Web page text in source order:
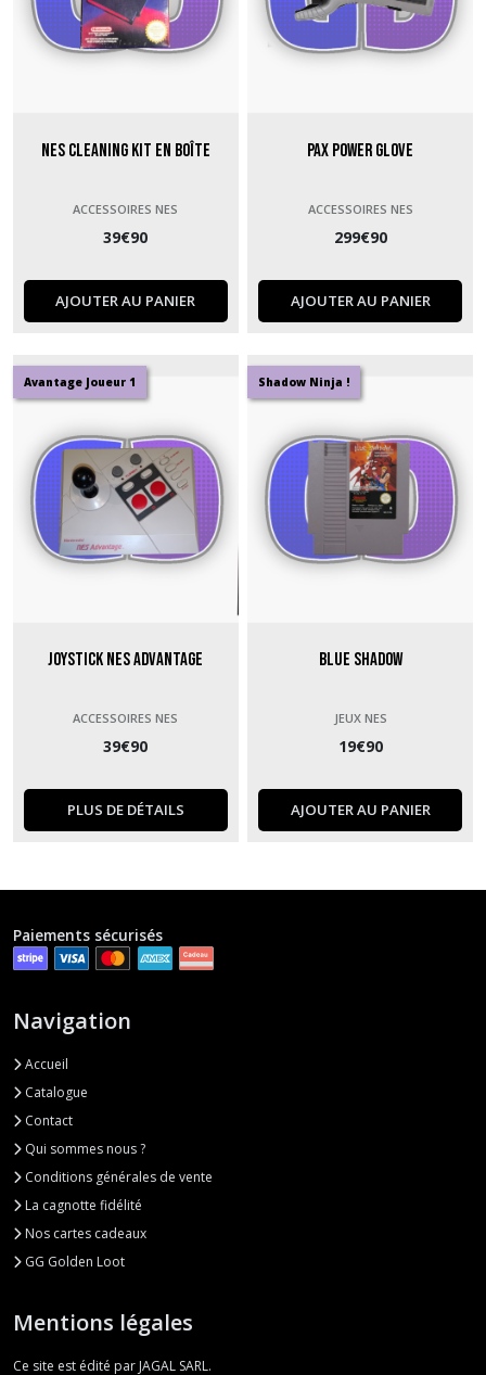
NES Cleaning Kit en boîte
ACCESSOIRES NES
39€90
AJOUTER AU PANIER
Pax Power Glove
ACCESSOIRES NES
299€90
AJOUTER AU PANIER
Avantage Joueur 1
Joystick NES Advantage
ACCESSOIRES NES
39€90
PLUS DE DÉTAILS
Shadow Ninja !
Blue Shadow
JEUX NES
19€90
AJOUTER AU PANIER
Paiements sécurisés
Navigation
Accueil
Catalogue
Contact
Qui sommes nous ?
Conditions générales de vente
La cagnotte fidélité
Nos cartes cadeaux
GG Golden Loot
Mentions légales
Ce site est édité par JAGAL SARL.